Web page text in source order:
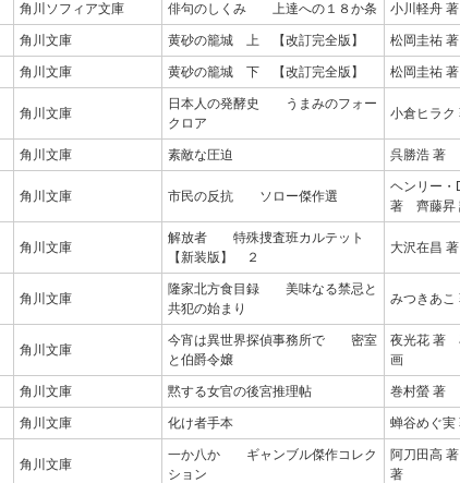
角川ソフィア文庫 俳句のしくみ 上達への１８か条 小川軽舟 著
角川文庫 黄砂の籠城 上 【改訂完全版】 松岡圭祐 著
角川文庫 黄砂の籠城 下 【改訂完全版】 松岡圭祐 著
角川文庫
日本人の発酵史 うまみのフォー
クロア
小倉ヒラク
角川文庫 素敵な圧迫 呉勝浩 著
角川文庫 市民の反抗 ソロー傑作選
ヘンリー・
著 齊藤昇
角川文庫
解放者 特殊捜査班カルテット
【新装版】 ２
大沢在昌 著
角川文庫
隆家北方食目録 美味なる禁忌と
共犯の始まり
みつきあこ
角川文庫
今宵は異世界探偵事務所で 密室
と伯爵令嬢
夜光花 著
画
角川文庫 黙する女官の後宮推理帖 巻村螢 著
角川文庫 化け者手本 蝉谷めぐ実
角川文庫
一か八か ギャンブル傑作コレク
ション
阿刀田高
著